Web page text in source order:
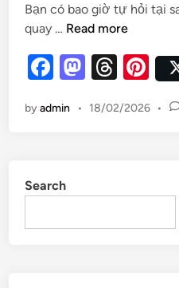
Bạn có bao giờ tự hỏi tại
quay … Read more
F
c
o
o
M
to
n
T
e
s
Pi
er
byadmin • 18/02/2026 •
Search